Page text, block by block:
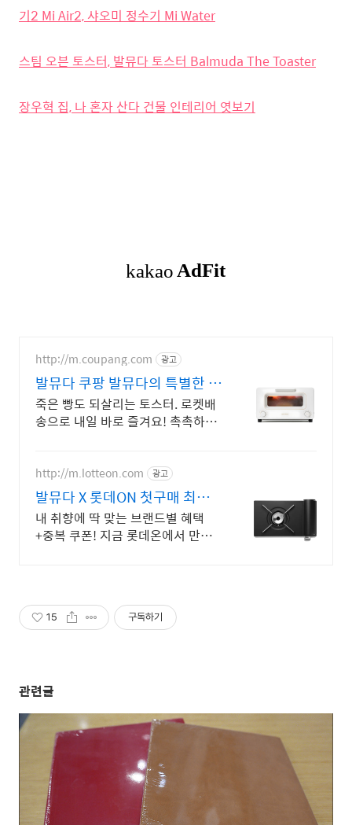
기2 Mi Air2, 샤오미 정수기 Mi Water
스팀 오븐 토스터, 발뮤다 토스터 Balmuda The Toaster
장우혁 집, 나 혼자 산다 건물 인테리어 엿보기
http://m.coupang.com 광고
발뮤다 쿠팡 발뮤다의 특별한 가
치
죽은 빵도 되살리는 토스터. 로켓배
송으로 내일 바로 즐겨요! 촉촉하고
http://m.lotteon.com 광고
발뮤다 X 롯데ON 첫구매 최대 5
천원 혜택!
내 취향에 딱 맞는 브랜드별 혜택
+중복 쿠폰! 지금 롯데온에서 만나
15 구독하기
관련글